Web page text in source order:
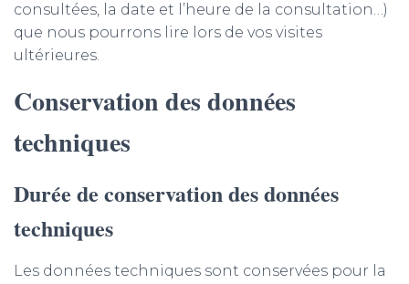
consultées, la date et l’heure de la consultation…)
que nous pourrons lire lors de vos visites
ultérieures.
Conservation des données
techniques
Durée de conservation des données
techniques
Les données techniques sont conservées pour la